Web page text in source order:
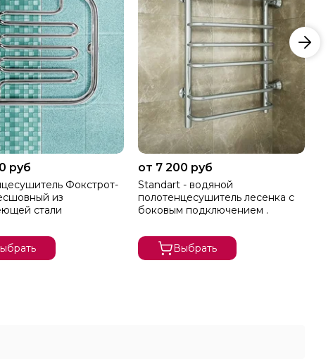
руб
Фокстрот-
из
стали
от 7 200 руб
Standart - водяной
полотенцесушитель лесенка с
боковым подключением .
Выбрать